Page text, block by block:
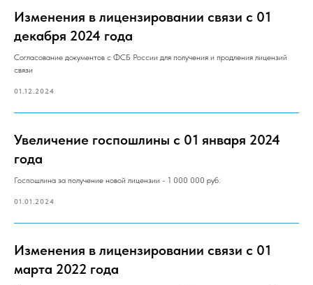
Изменения в лицензировании связи с 01
декабря 2024 года
Согласование документов с ФСБ России для получения и продления лицензий
связи
01.12.2024
Увеличение госпошлины с 01 января 2024
года
Госпошлина за получение новой лицензии - 1 000 000 руб.
01.01.2024
Изменения в лицензировании связи с 01
марта 2022 года